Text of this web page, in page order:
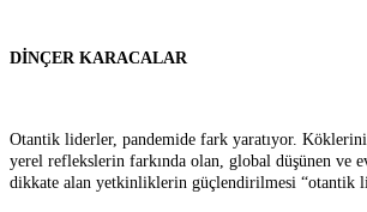
DİNÇER KARACALAR
Otantik liderler, pandemide fark yaratıyor.
yerel reflekslerin farkında olan, global düşünen ve
dikkate alan yetkinliklerin güçlendirilmesi “otantik